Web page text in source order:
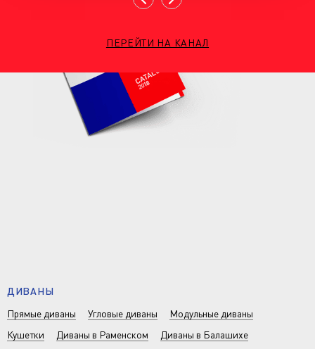
ПЕРЕЙТИ НА КАНАЛ
ДИВАНЫ
Прямые диваны
Угловые диваны
Модульные диваны
Кушетки
Диваны в Раменском
Диваны в Балашихе